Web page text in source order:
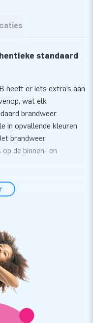
standaard
heeft er iets extra’s aan
wat elk
brandweer
in opvallende kleuren
brandweer
de binnen- en
of sportdag. Het
in één deel geleverd
De inflatable
Alles compleet